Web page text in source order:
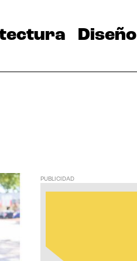
Diseño
PUBLICIDAD